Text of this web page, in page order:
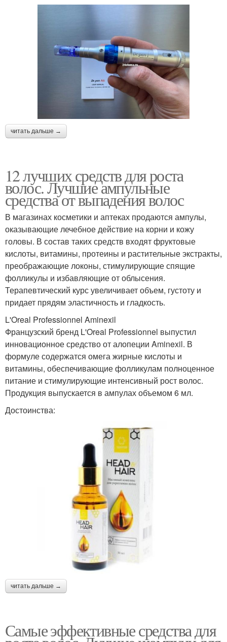
читать дальше →
12 лучших средств для роста
волос. Лучшие ампульные
средства от выпадения волос
В магазинах косметики и аптеках продаются ампулы,
оказывающие лечебное действие на корни и кожу
головы. В состав таких средств входят фруктовые
кислоты, витамины, протеины и растительные экстракты,
преображающие локоны, стимулирующие спящие
фолликулы и избавляющие от облысения.
Терапевтический курс увеличивает объем, густоту и
придает прядям эластичность и гладкость.
L'Oreal Professionnel Aminexil
Французский бренд L'Oreal Professionnel выпустил
инновационное средство от алопеции Aminexil. В
формуле содержатся омега жирные кислоты и
витамины, обеспечивающие фолликулам полноценное
питание и стимулирующие интенсивный рост волос.
Продукция выпускается в ампулах объемом 6 мл.
Достоинства:
читать дальше →
Самые эффективные средства для